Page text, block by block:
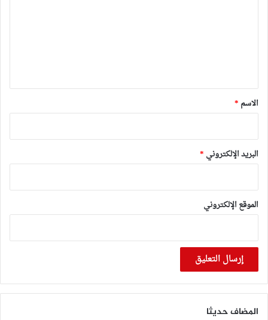
*
الاسم *
البريد الإلكتروني *
الموقع الإلكتروني
المضاف حديثا